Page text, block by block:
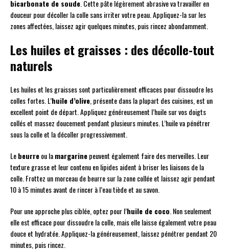
bicarbonate de soude. Cette pâte légèrement abrasive va travailler en
douceur pour décoller la colle sans irriter votre peau. Appliquez-la sur les
zones affectées, laissez agir quelques minutes, puis rincez abondamment.
Les huiles et graisses : des décolle-tout
naturels
Les huiles et les graisses sont particulièrement efficaces pour dissoudre les
colles fortes. L’huile d’olive, présente dans la plupart des cuisines, est un
excellent point de départ. Appliquez généreusement l’huile sur vos doigts
collés et massez doucement pendant plusieurs minutes. L’huile va pénétrer
sous la colle et la décoller progressivement.
Lebeurreou lamargarinepeuvent également faire des merveilles. Leur
texture grasse et leur contenu en lipides aident à briser les liaisons de la
colle. Frottez un morceau de beurre sur la zone collée et laissez agir pendant
10 à 15 minutes avant de rincer à l’eau tiède et au savon.
Pour une approche plus ciblée, optez pour l’huile de coco. Non seulement
elle est efficace pour dissoudre la colle, mais elle laisse également votre peau
douce et hydratée. Appliquez-la généreusement, laissez pénétrer pendant 20
minutes, puis rincez.